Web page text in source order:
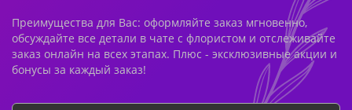
Преимущества для Вас: оформляйте заказ мгновенно,
обсуждайте все детали в чате с флористом и отслеживайте
заказ онлайн на всех этапах. Плюс - эксклюзивные акции и
бонусы за каждый заказ!